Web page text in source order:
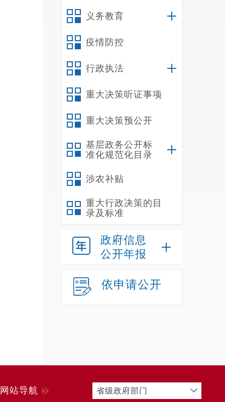
义务教育
疫情防控
行政执法
重大决策听证事项
重大决策预公开
基层政务公开标
准化规范化目录
涉农补贴
重大行政决策的目
录及标准
政府信息
公开年报
依申请公开
网站导航 省级政府部门